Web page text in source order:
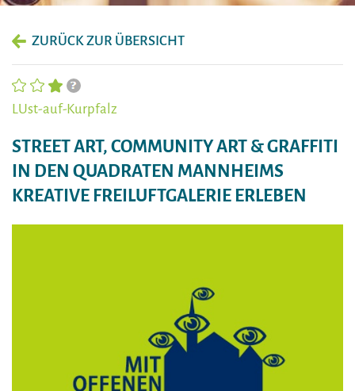
ZURÜCK ZUR ÜBERSICHT
LUst-auf-Kurpfalz
STREET ART, COMMUNITY ART & GRAFFITI
IN DEN QUADRATEN MANNHEIMS
KREATIVE FREILUFTGALERIE ERLEBEN